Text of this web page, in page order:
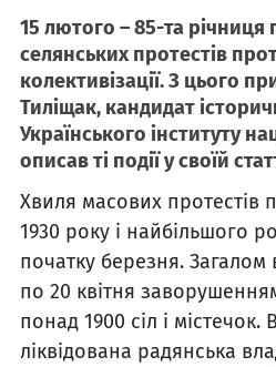
15 лютого – 85-та річниця
селянських протестів
колективізації. З цього
Тиліщак, кандидат
Українського інституту
описав ті події у своїй
Хвиля масових протестів
1930 року і найбільшого
початку березня. Загалом
по 20 квітня
понад 1900 сіл і містечок.
ліквідована радянська